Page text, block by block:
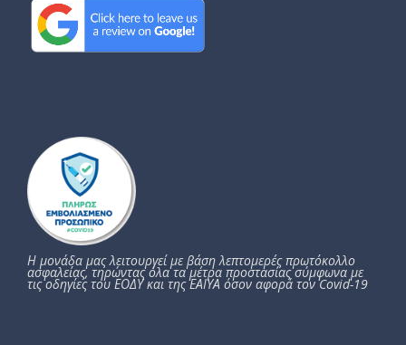
Η μονάδα μας λειτουργεί με βάση λεπτομερές πρωτόκολλο
ασφαλείας, τηρώντας όλα τα μέτρα προστασίας σύμφωνα με
τις οδηγίες του ΕΟΔΥ και της ΕΑΙΥΑ όσον αφορά τον Covid-19